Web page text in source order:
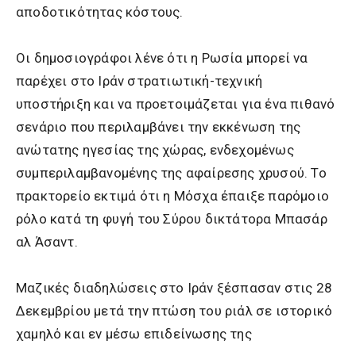
αποδοτικότητας κόστους.
Οι δημοσιογράφοι λένε ότι η Ρωσία μπορεί να
παρέχει στο Ιράν στρατιωτική-τεχνική
υποστήριξη και να προετοιμάζεται για ένα πιθανό
σενάριο που περιλαμβάνει την εκκένωση της
ανώτατης ηγεσίας της χώρας, ενδεχομένως
συμπεριλαμβανομένης της αφαίρεσης χρυσού. Το
πρακτορείο εκτιμά ότι η Μόσχα έπαιξε παρόμοιο
ρόλο κατά τη φυγή του Σύρου δικτάτορα Μπασάρ
αλ Άσαντ.
Μαζικές διαδηλώσεις στο Ιράν ξέσπασαν στις 28
Δεκεμβρίου μετά την πτώση του ριάλ σε ιστορικό
χαμηλό και εν μέσω επιδείνωσης της